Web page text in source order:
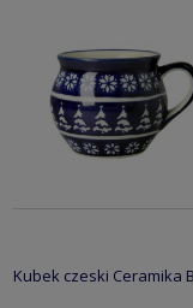
Kubek czeski Ceramika